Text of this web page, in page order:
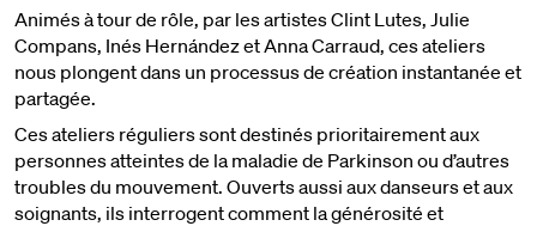
Animés à tour de rôle, par les artistes Clint Lutes, Julie
Compans, Inés Hernández et Anna Carraud, ces ateliers
nous plongent dans un processus de création instantanée et
partagée.
Ces ateliers réguliers sont destinés prioritairement aux
personnes atteintes de la maladie de Parkinson ou d’autres
troubles du mouvement. Ouverts aussi aux danseurs et aux
soignants, ils interrogent comment la générosité et